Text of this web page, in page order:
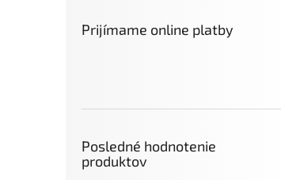
Prijímame online platby
Posledné hodnotenie
produktov